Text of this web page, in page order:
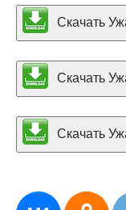
Скачать
Скачать
Скачать